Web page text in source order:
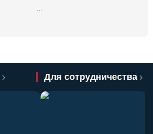
Для сотрудничества